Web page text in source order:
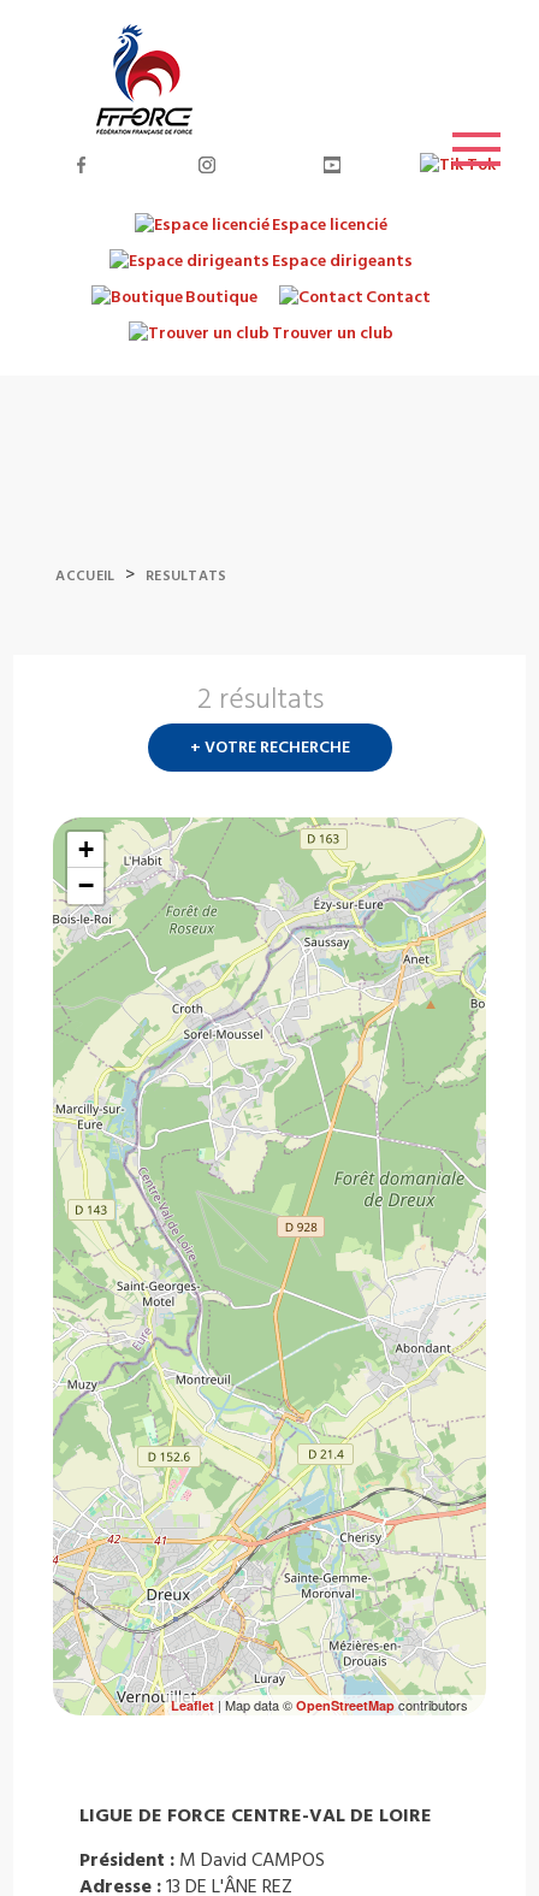
Espace licencié
Espace dirigeants
Boutique
Contact
Trouver un club
ACCUEIL > RESULTATS
2 résultats
+ VOTRE RECHERCHE
+
−
Leaflet| Map data © OpenStreetMapcontributors
LIGUE DE FORCE CENTRE-VAL DE LOIRE
Président : M David CAMPOS
Adresse :13 DE L'ÂNE REZ